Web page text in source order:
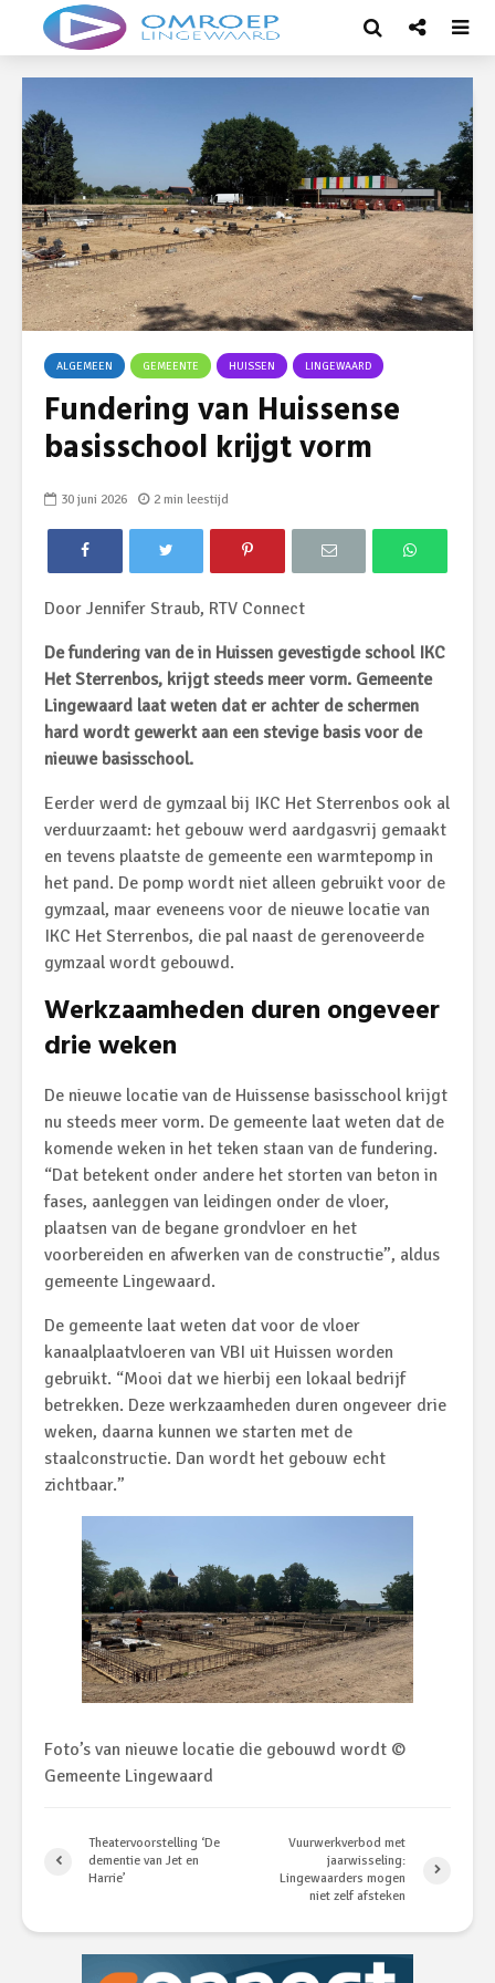
ALGEMEEN GEMEENTE HUISSEN LINGEWAARD
Fundering van Huissense
basisschool krijgt vorm
30 juni 2026 2 min leestijd
Door Jennifer Straub, RTV Connect
De fundering van de in Huissen gevestigde school IKC
Het Sterrenbos, krijgt steeds meer vorm. Gemeente
Lingewaard laat weten dat er achter de schermen
hard wordt gewerkt aan een stevige basis voor de
nieuwe basisschool.
Eerder werd de gymzaal bij IKC Het Sterrenbos ook al
verduurzaamt: het gebouw werd aardgasvrij gemaakt
en tevens plaatste de gemeente een warmtepomp in
het pand. De pomp wordt niet alleen gebruikt voor de
gymzaal, maar eveneens voor de nieuwe locatie van
IKC Het Sterrenbos, die pal naast de gerenoveerde
gymzaal wordt gebouwd.
Werkzaamheden duren ongeveer
drie weken
De nieuwe locatie van de Huissense basisschool krijgt
nu steeds meer vorm. De gemeente laat weten dat de
komende weken in het teken staan van de fundering.
“Dat betekent onder andere het storten van beton in
fases, aanleggen van leidingen onder de vloer,
plaatsen van de begane grondvloer en het
voorbereiden en afwerken van de constructie”, aldus
gemeente Lingewaard.
De gemeente laat weten dat voor de vloer
kanaalplaatvloeren van VBI uit Huissen worden
gebruikt. “Mooi dat we hierbij een lokaal bedrijf
betrekken. Deze werkzaamheden duren ongeveer drie
weken, daarna kunnen we starten met de
staalconstructie. Dan wordt het gebouw echt
zichtbaar.”
Foto’s van nieuwe locatie die gebouwd wordt ©
Gemeente Lingewaard
Theatervoorstelling ‘De
dementie van Jet en
Harrie’
Vuurwerkverbod met
jaarwisseling:
Lingewaarders mogen
niet zelf afsteken